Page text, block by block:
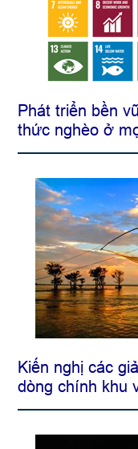
Phát triển bền
thức nghèo ở
Kiến nghị các
dòng chính khu